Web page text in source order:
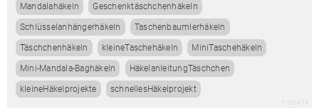
Mandalahäkeln Geschenktäschchenhäkeln
Schlüsselanhängerhäkeln Taschenbaumlerhäkeln
Täschchenhäkeln kleineTaschehäkeln MiniTaschehäkeln
Mini-Mandala-Baghäkeln HäkelanleitungTäschchen
kleineHäkelprojekte schnellesHäkelprojekt